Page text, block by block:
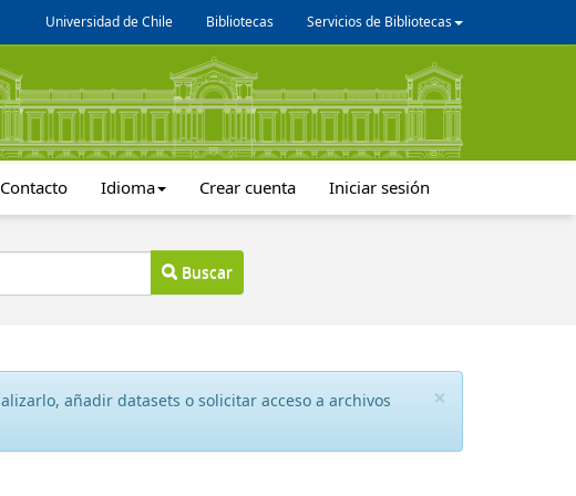
Universidad de Chile Bibliotecas Servicios de Bibliotecas
Contacto Idioma Crear cuenta Iniciar sesión
Buscar
×
añadir datasets o solicitar acceso a archivos